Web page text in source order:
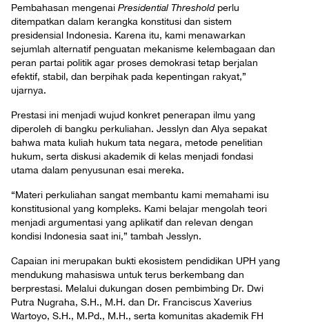
Pembahasan mengenai Presidential Thresholdperlu
ditempatkan dalam kerangka konstitusi dan sistem
presidensial Indonesia. Karena itu, kami menawarkan
sejumlah alternatif penguatan mekanisme kelembagaan dan
peran partai politik agar proses demokrasi tetap berjalan
efektif, stabil, dan berpihak pada kepentingan rakyat,”
ujarnya.
Prestasi ini menjadi wujud konkret penerapan ilmu yang
diperoleh di bangku perkuliahan. Jesslyn dan Alya sepakat
bahwa mata kuliah hukum tata negara, metode penelitian
hukum, serta diskusi akademik di kelas menjadi fondasi
utama dalam penyusunan esai mereka.
“Materi perkuliahan sangat membantu kami memahami isu
konstitusional yang kompleks. Kami belajar mengolah teori
menjadi argumentasi yang aplikatif dan relevan dengan
kondisi Indonesia saat ini,” tambah Jesslyn.
Capaian ini merupakan bukti ekosistem pendidikan UPH yang
mendukung mahasiswa untuk terus berkembang dan
berprestasi. Melalui dukungan dosen pembimbing Dr. Dwi
Putra Nugraha, S.H., M.H. dan Dr. Franciscus Xaverius
Wartoyo, S.H., M.Pd., M.H., serta komunitas akademik FH